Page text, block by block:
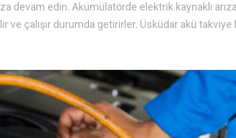
devam edin. Akümülatörde elektrik kaynaklı
ve çalışır durumda getirirler. Üsküdar akü